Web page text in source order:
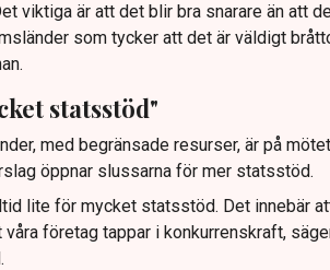
viktiga är att det blir bra snarare än att
som tycker att det är väldigt
statsstöd"
med begränsade resurser, är på
öppnar slussarna för mer statsstöd.
lite för mycket statsstöd. Det innebär
företag tappar i konkurrenskraft,